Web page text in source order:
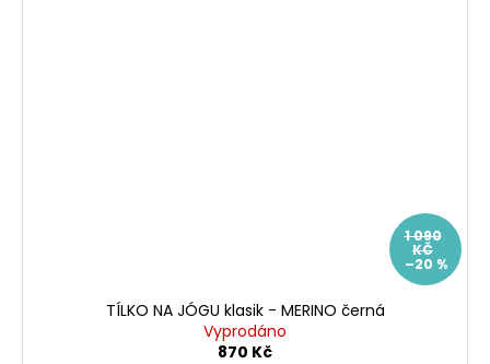
1 090
KČ
–20 %
TÍLKO NA JÓGU klasik - MERINO černá
Vyprodáno
870 Kč